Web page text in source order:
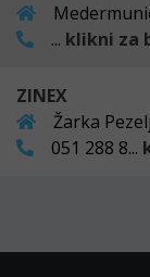
... klikni za
ZINEX
Žarka
051 288 8...